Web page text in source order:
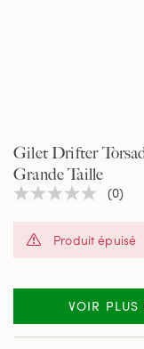
Gilet Drifter
Grande Taille
Aucune
notation
la
(0)
Produit épuisé
VOIR